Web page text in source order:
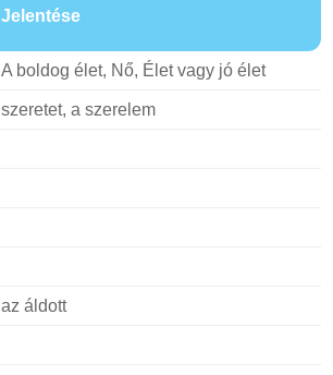
Jelentése
A boldog élet, Nő, Élet vagy jó élet
szeretet, a szerelem
az áldott